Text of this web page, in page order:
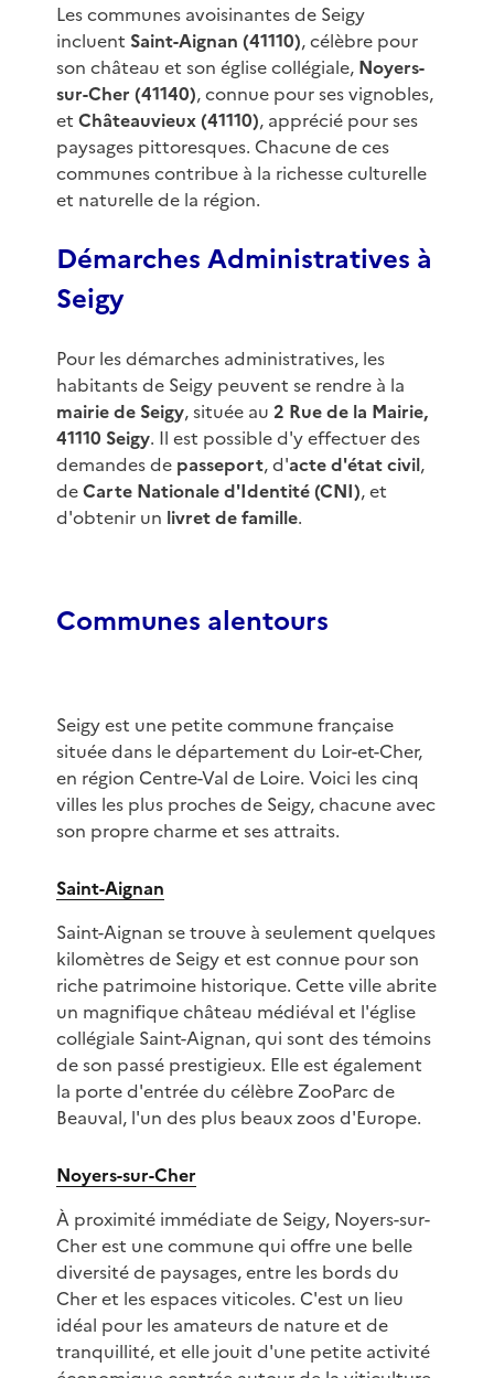
Les communes avoisinantes de Seigy
incluent Saint-Aignan (41110), célèbre pour
son château et son église collégiale, Noyers-
sur-Cher (41140), connue pour ses vignobles,
et Châteauvieux (41110), apprécié pour ses
paysages pittoresques. Chacune de ces
communes contribue à la richesse culturelle
et naturelle de la région.
Démarches Administratives à
Seigy
Pour les démarches administratives, les
habitants de Seigy peuvent se rendre à la
mairie de Seigy, située au 2 Rue de la Mairie,
41110 Seigy. Il est possible d'y effectuer des
demandes de passeport, d'acte d'état civil,
deCarte Nationale d'Identité (CNI), et
d'obtenir un livret de famille.
Communes alentours
Seigy est une petite commune française
située dans le département du Loir-et-Cher,
en région Centre-Val de Loire. Voici les cinq
villes les plus proches de Seigy, chacune avec
son propre charme et ses attraits.
Saint-Aignan
Saint-Aignan se trouve à seulement quelques
kilomètres de Seigy et est connue pour son
riche patrimoine historique. Cette ville abrite
un magnifique château médiéval et l'église
collégiale Saint-Aignan, qui sont des témoins
de son passé prestigieux. Elle est également
la porte d'entrée du célèbre ZooParc de
Beauval, l'un des plus beaux zoos d'Europe.
Noyers-sur-Cher
À proximité immédiate de Seigy, Noyers-sur-
Cher est une commune qui offre une belle
diversité de paysages, entre les bords du
Cher et les espaces viticoles. C'est un lieu
idéal pour les amateurs de nature et de
tranquillité, et elle jouit d'une petite activité